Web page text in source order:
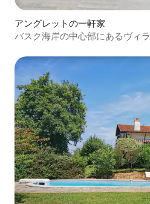
アングレットの一軒家
バスク海岸の中心部にあるヴィラ